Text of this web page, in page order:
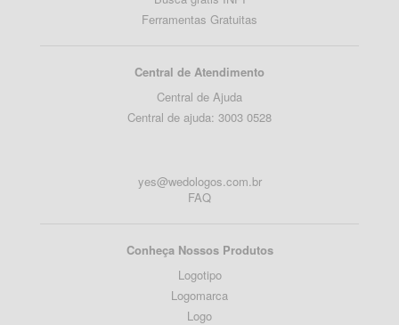
Ferramentas Gratuitas
Central de Atendimento
Central de Ajuda
Central de ajuda: 3003 0528
yes@wedologos.com.br
FAQ
Conheça Nossos Produtos
Logotipo
Logomarca
Logo